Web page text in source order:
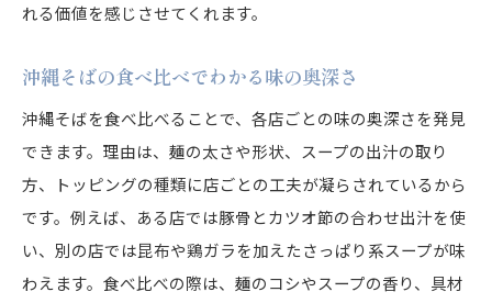
れる価値を感じさせてくれます。
沖縄そばの食べ比べでわかる味の奥深さ
沖縄そばを食べ比べることで、各店ごとの味の奥深さを発見
できます。理由は、麺の太さや形状、スープの出汁の取り
方、トッピングの種類に店ごとの工夫が凝らされているから
です。例えば、ある店では豚骨とカツオ節の合わせ出汁を使
い、別の店では昆布や鶏ガラを加えたさっぱり系スープが味
わえます。食べ比べの際は、麺のコシやスープの香り、具材